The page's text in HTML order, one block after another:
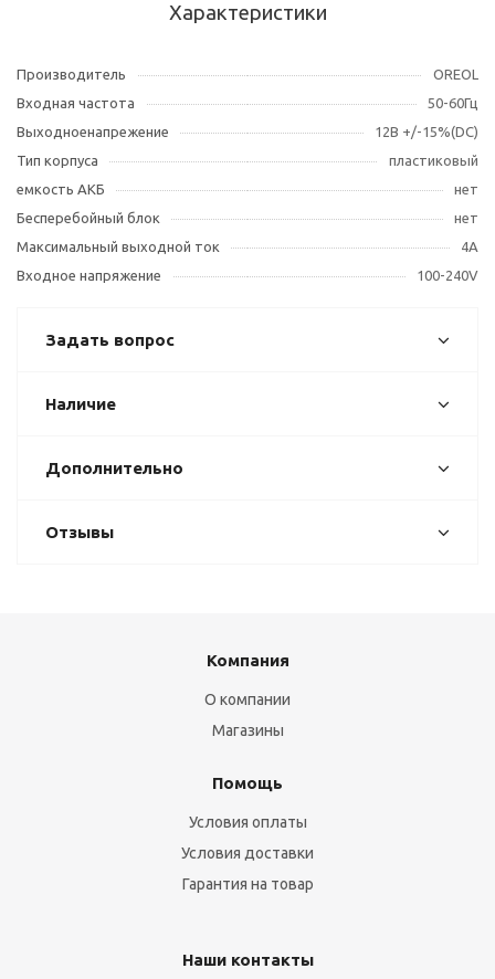
Характеристики
Производитель
OREOL
Входная частота
50-60Гц
Выходноенапрежение
12В +/-15%(DC)
Тип корпуса
пластиковый
емкость АКБ
нет
Бесперебойный блок
нет
Максимальный выходной ток
4А
Входное напряжение
100-240V
Задать вопрос
Наличие
Дополнительно
Отзывы
Компания
О компании
Магазины
Помощь
Условия оплаты
Условия доставки
Гарантия на товар
Наши контакты